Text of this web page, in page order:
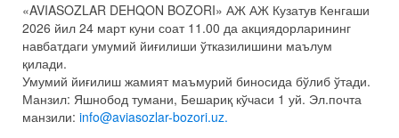
«AVIASOZLAR DEHQON BOZORI» АЖ АЖ Кузатув Кенгаши
2026 йил 24 март куни соат 11.00 да акциядорларининг
навбатдаги умумий йиғилиши ўтказилишини маълум
қилади.
Умумий йиғилиш жамият маъмурий биносида бўлиб ўтади.
Манзил: Яшнобод тумани, Бешариқ кўчаси 1 уй. Эл.почта
манзили: info@aviasozlar-bozori.uz.